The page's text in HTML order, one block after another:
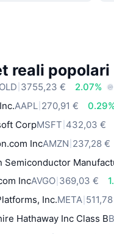
reali popolari
3755,23 € 2.07%
AAPL 270,91 €
CorpMSFT 432,03 €
IncAMZN 237,28 €
Semiconductor
IncAVGO 369,03 €
Inc.META
Hathaway Inc Class B